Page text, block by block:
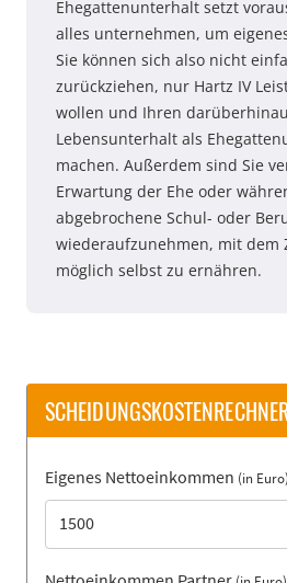
Ehegattenunterhalt setzt
alles unternehmen, um
Sie können sich also nicht
zurückziehen, nur Hartz IV
wollen und Ihren
Lebensunterhalt als
machen. Außerdem sind Sie
Erwartung der Ehe oder
abgebrochene Schul- oder
wiederaufzunehmen, mit dem
möglich selbst zu ernähren.
Eigenes Nettoeinkommen (in Euro)